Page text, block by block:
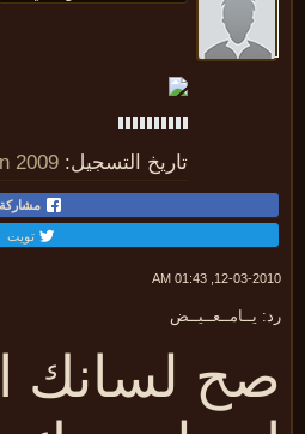
تاريخ التسجيل: Jan 2009
مشاركة
تويت
12-03-2010,
يــامــعــيــض
لسانك